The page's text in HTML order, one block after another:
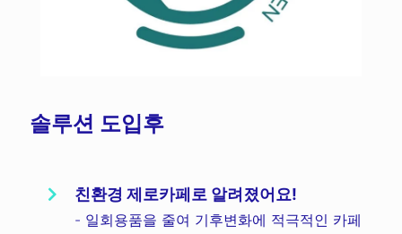
솔루션 도입후
친환경 제로카페로 알려졌어요!
- 일회용품을 줄여 기후변화에 적극적인 카페